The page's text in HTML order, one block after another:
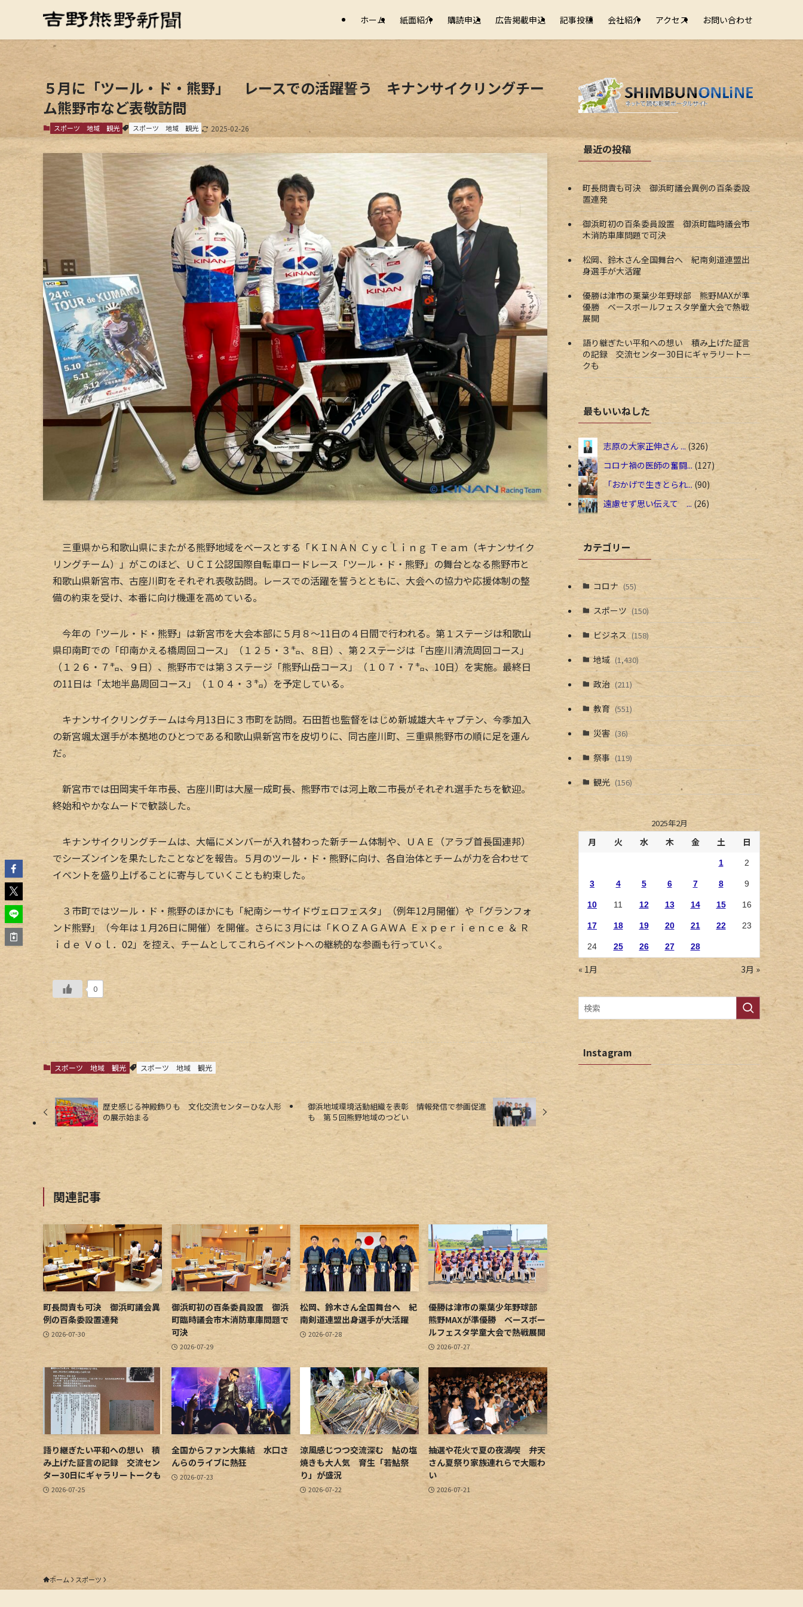
ホーム 紙面紹介 購読申込 広告掲載申込 記事投稿 会社紹介 アクセス お問い合わせ
５月に「ツール・ド・熊野」 レースでの活躍誓う キナンサイクリングチー
ム熊野市など表敬訪問
スポーツ 地域 観光 スポーツ 地域 観光 2025-02-26
三重県から和歌山県にまたがる熊野地域をベースとする「ＫＩＮＡＮ Ｃｙｃｌｉｎｇ Ｔｅａｍ（キナンサイク
リングチーム）」がこのほど、ＵＣＩ公認国際自転車ロードレース「ツール・ド・熊野」の舞台となる熊野市と
和歌山県新宮市、古座川町をそれぞれ表敬訪問。レースでの活躍を誓うとともに、大会への協力や応援体制の整
備の約束を受け、本番に向け機運を高めている。
今年の「ツール・ド・熊野」は新宮市を大会本部に５月８～11日の４日間で行われる。第１ステージは和歌山
県印南町での「印南かえる橋周回コース」（１２５・３㌔、８日）、第２ステージは「古座川清流周回コース」
（１２６・７㌔、９日）、熊野市では第３ステージ「熊野山岳コース」（１０７・７㌔、10日）を実施。最終日
の11日は「太地半島周回コース」（１０４・３㌔）を予定している。
キナンサイクリングチームは今月13日に３市町を訪問。石田哲也監督をはじめ新城雄大キャプテン、今季加入
の新宮颯太選手が本拠地のひとつである和歌山県新宮市を皮切りに、同古座川町、三重県熊野市の順に足を運ん
だ。
新宮市では田岡実千年市長、古座川町は大屋一成町長、熊野市では河上敢二市長がそれぞれ選手たちを歓迎。
終始和やかなムードで歓談した。
キナンサイクリングチームは、大幅にメンバーが入れ替わった新チーム体制や、ＵＡＥ（アラブ首長国連邦）
でシーズンインを果たしたことなどを報告。５月のツール・ド・熊野に向け、各自治体とチームが力を合わせて
イベントを盛り上げることに寄与していくことも約束した。
３市町ではツール・ド・熊野のほかにも「紀南シーサイドヴェロフェスタ」（例年12月開催）や「グランフォ
ンド熊野」（今年は１月26日に開催）を開催。さらに３月には「ＫＯＺＡＧＡＷＡ Ｅｘｐｅｒｉｅｎｃｅ ＆ Ｒ
ｉｄｅ Ｖｏｌ．02」を控え、チームとしてこれらイベントへの継続的な参画も行っていく。
0
スポーツ 地域 観光 スポーツ 地域 観光
歴史感じる神殿飾りも 文化交流センターひな人形
の展示始まる
御浜地域環境活動組織を表彰 情報発信で参画促進
も 第５回熊野地域のつどい
関連記事
町長問責も可決 御浜町議会異
例の百条委設置連発
2026-07-30
御浜町初の百条委員設置 御浜
町臨時議会市木消防車庫問題で
可決
2026-07-29
松岡、鈴木さん全国舞台へ 紀
南剣道連盟出身選手が大活躍
2026-07-28
優勝は津市の栗葉少年野球部
熊野MAXが準優勝 ベースボー
ルフェスタ学童大会で熱戦展開
2026-07-27
語り継ぎたい平和への想い 積
み上げた証言の記録 交流セン
ター30日にギャラリートークも
2026-07-25
全国からファン大集結 水口さ
んらのライブに熱狂
2026-07-23
涼風感じつつ交流深む 鮎の塩
焼きも大人気 育生「若鮎祭
り」が盛況
2026-07-22
抽選や花火で夏の夜満喫 弁天
さん夏祭り家族連れらで大賑わ
い
2026-07-21
最近の投稿
町長問責も可決 御浜町議会異例の百条委設
置連発
御浜町初の百条委員設置 御浜町臨時議会市
木消防車庫問題で可決
松岡、鈴木さん全国舞台へ 紀南剣道連盟出
身選手が大活躍
優勝は津市の栗葉少年野球部 熊野MAXが準
優勝 ベースボールフェスタ学童大会で熱戦
展開
語り継ぎたい平和への想い 積み上げた証言
の記録 交流センター30日にギャラリートー
クも
最もいいねした
志原の大家正伸さん ... 326
コロナ禍の医師の奮闘... 127
「おかげで生きとられ... 90
遠慮せず思い伝えて ... 26
カテゴリー
コロナ (55)
スポーツ (150)
ビジネス (158)
地域 (1,430)
政治 (211)
教育 (551)
災害 (36)
祭事 (119)
観光 (156)
2025年2月
月 火 水 木 金 土 日
1 2
3 4 5 6 7 8 9
10 11 12 13 14 15 16
17 18 19 20 21 22 23
24 25 26 27 28
« 1月 3月 »
Instagram
ホーム スポーツ